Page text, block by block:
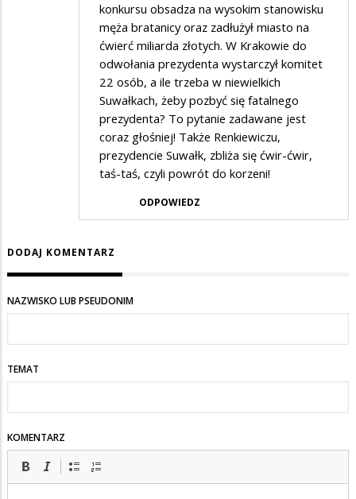
konkursu obsadza na wysokim stanowisku
męża bratanicy oraz zadłużył miasto na
ćwierć miliarda złotych. W Krakowie do
odwołania prezydenta wystarczył komitet
22 osób, a ile trzeba w niewielkich
Suwałkach, żeby pozbyć się fatalnego
prezydenta? To pytanie zadawane jest
coraz głośniej! Także Renkiewiczu,
prezydencie Suwałk, zbliża się ćwir-ćwir,
taś-taś, czyli powrót do korzeni!
ODPOWIEDZ
DODAJ KOMENTARZ
NAZWISKO LUB PSEUDONIM
TEMAT
KOMENTARZ